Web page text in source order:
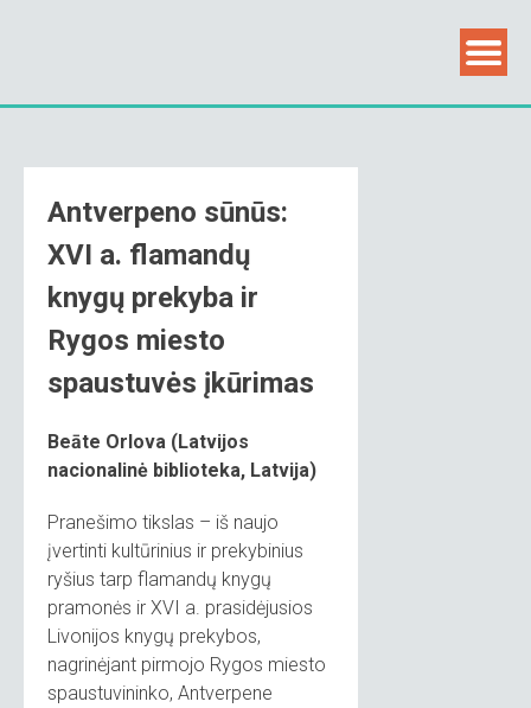
Antverpeno sūnūs:
XVI a. flamandų
knygų prekyba ir
Rygos miesto
spaustuvės įkūrimas
Beāte Orlova (Latvijos
nacionalinė biblioteka, Latvija)
Pranešimo tikslas – iš naujo
įvertinti kultūrinius ir prekybinius
ryšius tarp flamandų knygų
pramonės ir XVI a. prasidėjusios
Livonijos knygų prekybos,
nagrinėjant pirmojo Rygos miesto
spaustuvininko, Antverpene